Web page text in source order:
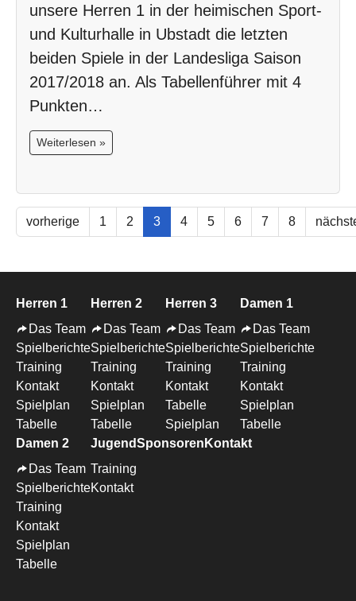
unsere Herren 1 in der heimischen Sport-
und Kulturhalle in Ubstadt die letzten
beiden Spiele in der Landesliga Saison
2017/2018 an. Als Tabellenführer mit 4
Punkten…
Weiterlesen »
vorherige 1 2 3 4 5 6 7 8
Herren 1
Das Team
Spielberichte
Training
Kontakt
Spielplan
Tabelle
Herren 2
Das Team
Spielberichte
Training
Kontakt
Spielplan
Tabelle
Herren 3
Das Team
Spielberichte
Training
Kontakt
Tabelle
Spielplan
Damen 1
Das Team
Spielberichte
Training
Kontakt
Spielplan
Tabelle
Damen 2
Das Team
Spielberichte
Training
Kontakt
Spielplan
Tabelle
Jugend
Training
Kontakt
Sponsoren Kontakt